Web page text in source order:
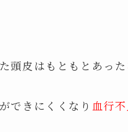
頭皮はもともとあった
できにくくなり 血行